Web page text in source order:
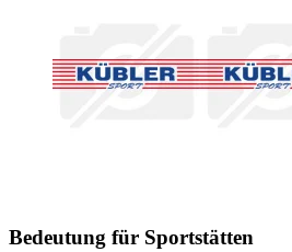
Bedeutung für Sportstätten